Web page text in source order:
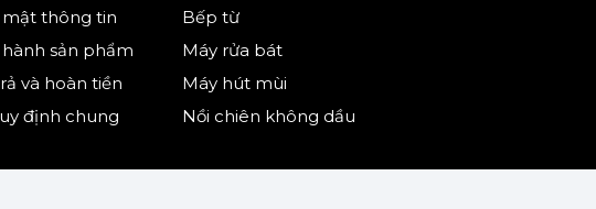
thông tin
sản phẩm
và hoàn tiền
định chung
Bếp từ
Máy rửa bát
Máy hút mùi
Nồi chiên không dầu